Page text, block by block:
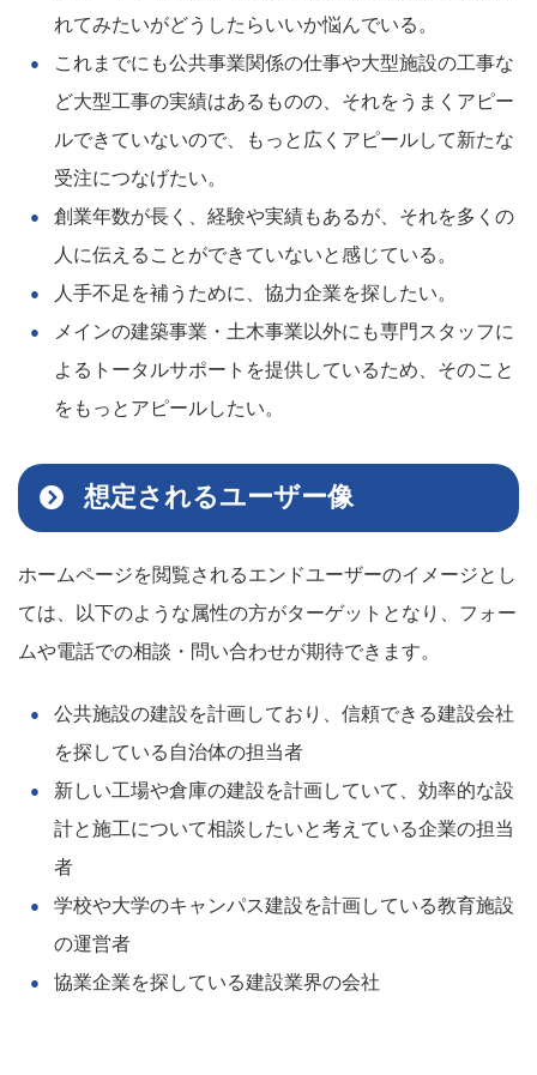
れてみたいがどうしたらいいか悩んでいる。
これまでにも公共事業関係の仕事や大型施設の工事な
ど大型工事の実績はあるものの、それをうまくアピー
ルできていないので、もっと広くアピールして新たな
受注につなげたい。
創業年数が長く、経験や実績もあるが、それを多くの
人に伝えることができていないと感じている。
人手不足を補うために、協力企業を探したい。
メインの建築事業・土木事業以外にも専門スタッフに
よるトータルサポートを提供しているため、そのこと
をもっとアピールしたい。
想定されるユーザー像
ホームページを閲覧されるエンドユーザーのイメージとし
ては、以下のような属性の方がターゲットとなり、フォー
ムや電話での相談・問い合わせが期待できます。
公共施設の建設を計画しており、信頼できる建設会社
を探している自治体の担当者
新しい工場や倉庫の建設を計画していて、効率的な設
計と施工について相談したいと考えている企業の担当
者
学校や大学のキャンパス建設を計画している教育施設
の運営者
協業企業を探している建設業界の会社